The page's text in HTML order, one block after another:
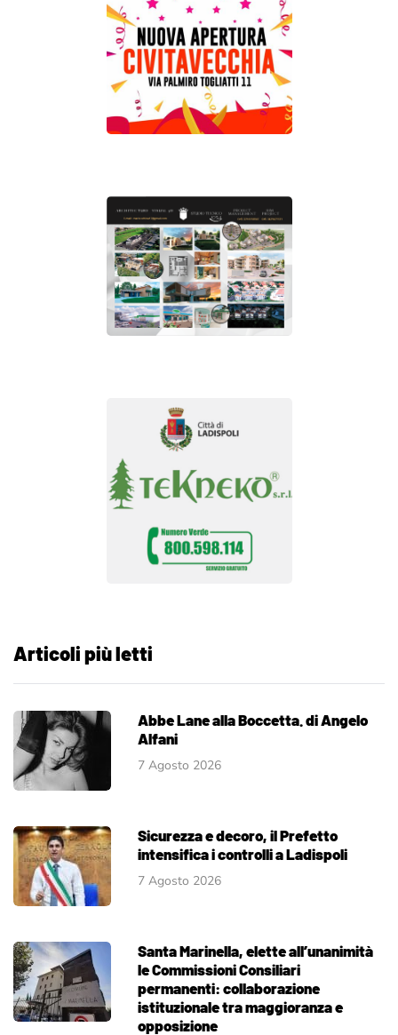
Articoli più letti
Abbe Lane alla Boccetta. di Angelo
Alfani
7 Agosto 2026
Sicurezza e decoro, il Prefetto
intensifica i controlli a Ladispoli
7 Agosto 2026
Santa Marinella, elette all’unanimità
le Commissioni Consiliari
permanenti: collaborazione
istituzionale tra maggioranza e
opposizione